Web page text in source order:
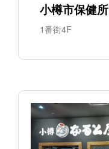
小樽市保健所
1番街4F